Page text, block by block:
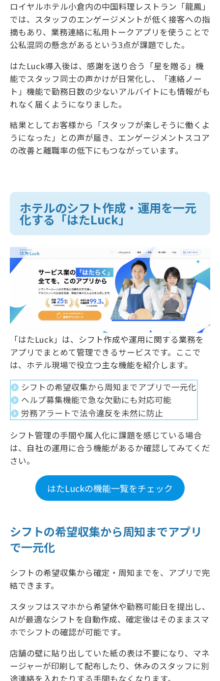
ロイヤルホテル小倉内の中国料理レストラン「龍鳳」
では、スタッフのエンゲージメントが低く接客への指
摘もあり、業務連絡に私用トークアプリを使うことで
公私混同の懸念があるという3点が課題でした。
はたLuck導入後は、感謝を送り合う「星を贈る」機
能でスタッフ同士の声かけが日常化し、「連絡ノー
ト」機能で勤務日数の少ないアルバイトにも情報がも
れなく届くようになりました。
結果としてお客様から「スタッフが楽しそうに働くよ
うになった」との声が届き、エンゲージメントスコア
の改善と離職率の低下にもつながっています。
ホテルのシフト作成・運用を一元
化する「はたLuck」
「はたLuck」は、シフト作成や運用に関する業務を
アプリでまとめて管理できるサービスです。ここで
は、ホテル現場で役立つ主な機能を紹介します。
シフトの希望収集から周知までアプリで一元化
ヘルプ募集機能で急な欠勤にも対応可能
労務アラートで法令違反を未然に防止
シフト管理の手間や属人化に課題を感じている場合
は、自社の運用に合う機能があるか確認してみてくだ
さい。
はたLuckの機能一覧をチェック
シフトの希望収集から周知までアプリ
で一元化
シフトの希望収集から確定・周知までを、アプリで完
結できます。
スタッフはスマホから希望休や勤務可能日を提出し、
AIが最適なシフトを自動作成、確定後はそのままスマ
ホでシフトの確認が可能です。
店舗の壁に貼り出していた紙の表は不要になり、マネ
ージャーが印刷して配布したり、休みのスタッフに別
途連絡を入れたりする手間もなくなります。